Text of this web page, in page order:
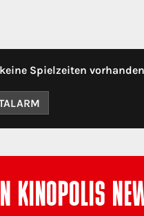
Spielzeiten
KINOPOLIS